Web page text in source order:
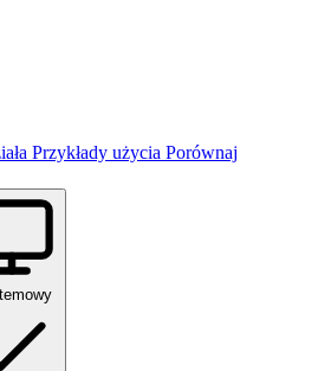
Przykłady użycia Porównaj